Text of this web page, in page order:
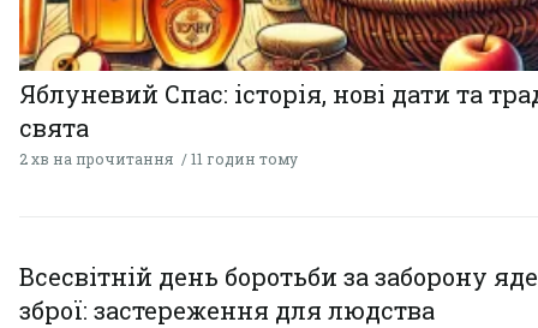
Яблуневий Спас: історія, нові дати та
свята
2 хв на прочитання 11 годин тому
Всесвітній день боротьби за заборону
зброї: застереження для людства